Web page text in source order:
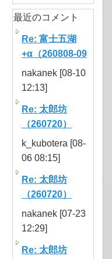
最近のコメント
Re: 富士五湖
+α（260808-09
nakanek [08-10
12:13]
Re: 太郎坊
（260720）
k_kubotera [08-
06 08:15]
Re: 太郎坊
（260720）
nakanek [07-23
12:29]
Re: 太郎坊